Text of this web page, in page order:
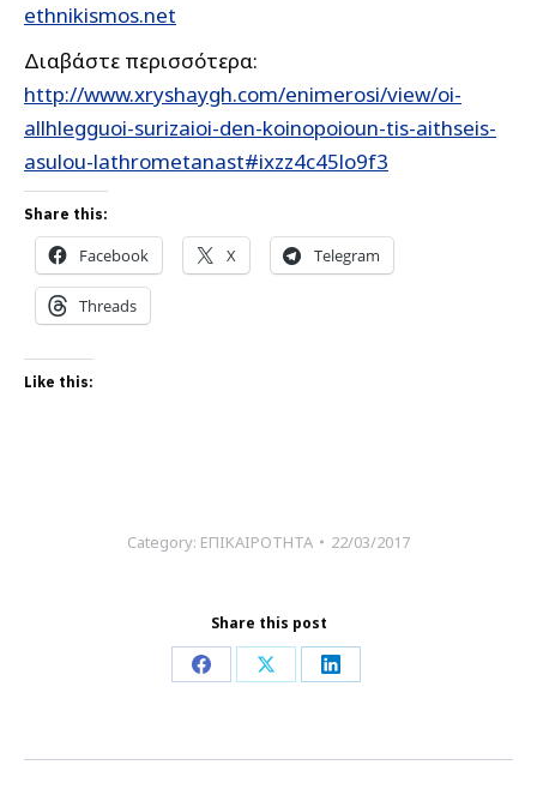
ethnikismos.net
Διαβάστε περισσότερα:
http://www.xryshaygh.com/enimerosi/view/oi-
allhlegguoi-surizaioi-den-koinopoioun-tis-aithseis-
asulou-lathrometanast#ixzz4c45lo9f3
Share this:
Facebook X Telegram
Threads
Like this:
Category: ΕΠΙΚΑΙΡΟΤΗΤΑ 22/03/2017
Share this post
Share
Facebook
Share
X
Share
LinkedIn